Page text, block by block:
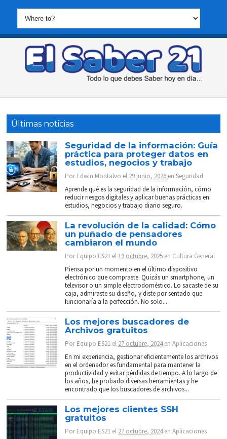
Últimas noticias
Seguridad de la información: Guía
práctica para proteger datos en
estudios, negocios y trabajo
PorEdwin Montalvo el 29 junio, 2026 enSeguridad
Aprende qué es la seguridad de la información, cómo
reducir riesgos digitales y aplicar buenas prácticas en
estudios, negocios y trabajo diario seguro.
La revolución de la calidad: Cómo
un puñado de pensadores
cambiaron el mundo
PorEquipo ES21 el 19 octubre, 2025 en Cultura General
Piensa por un momento en el último dispositivo
electrónico que compraste. Quizás un smartphone, un
televisor o un simple electrodoméstico. Lo sacaste de su
caja, admiraste su diseño, y diste por sentado que
funcionaría a la perfección. No solo...
Los mejores buscadores de
Archivos gratuitos
PorEquipo ES21 el 27 octubre, 2024enAplicaciones
En mi experiencia, gestionar eficientemente los archivos
en el ordenador es fundamental para mantener la
productividad y evitar pérdidas de tiempo. A lo largo de
los años, he probado diversas herramientas y he
encontrado que los buscadores de archivos...
Los mejores clientes SSH
gratuitos
PorEquipo ES21 el 27 octubre, 2024enAplicaciones